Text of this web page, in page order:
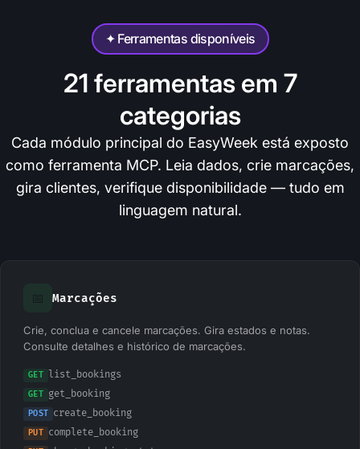
✦ Ferramentas disponíveis
21 ferramentas em 7
categorias
Cada módulo principal do EasyWeek está exposto
como ferramenta MCP. Leia dados, crie marcações,
gira clientes, verifique disponibilidade — tudo em
linguagem natural.
📅 Marcações
Crie, conclua e cancele marcações. Gira estados e notas.
Consulte detalhes e histórico de marcações.
GET list_bookings
GET get_booking
POST create_booking
PUT complete_booking